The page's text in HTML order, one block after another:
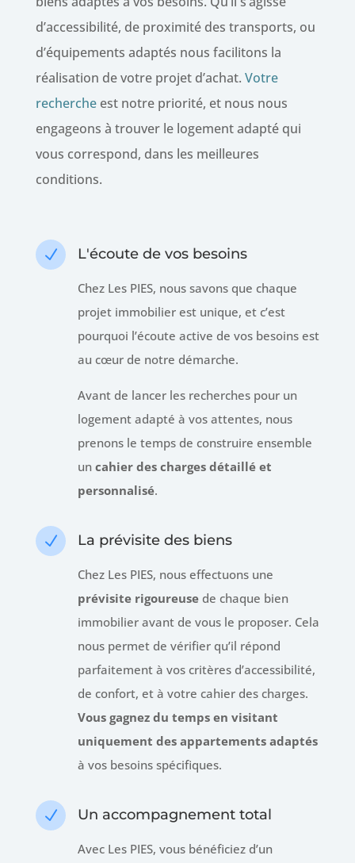
d’accessibilité, de proximité des transports, ou
d’équipements adaptés nous facilitons la
réalisation de votre projet d’achat. Votre
rechercheest notre priorité, et nous nous
engageons à trouver le logement adapté qui
vous correspond, dans les meilleures
conditions.
N L'écoute de vos besoins
Chez Les PIES, nous savons que chaque
projet immobilier est unique, et c’est
pourquoi l’écoute active de vos besoins est
au cœur de notre démarche.
Avant de lancer les recherches pour un
logement adapté à vos attentes, nous
prenons le temps de construire ensemble
un cahier des charges détaillé et
personnalisé.
N La prévisite des biens
Chez Les PIES, nous effectuons une
prévisite rigoureusede chaque bien
immobilier avant de vous le proposer. Cela
nous permet de vérifier qu’il répond
parfaitement à vos critères d’accessibilité,
de confort, et à votre cahier des charges.
Vous gagnez du temps en visitant
uniquement des appartements adaptés
à vos besoins spécifiques.
N Un accompagnement total
Avec Les PIES, vous bénéficiez d’un